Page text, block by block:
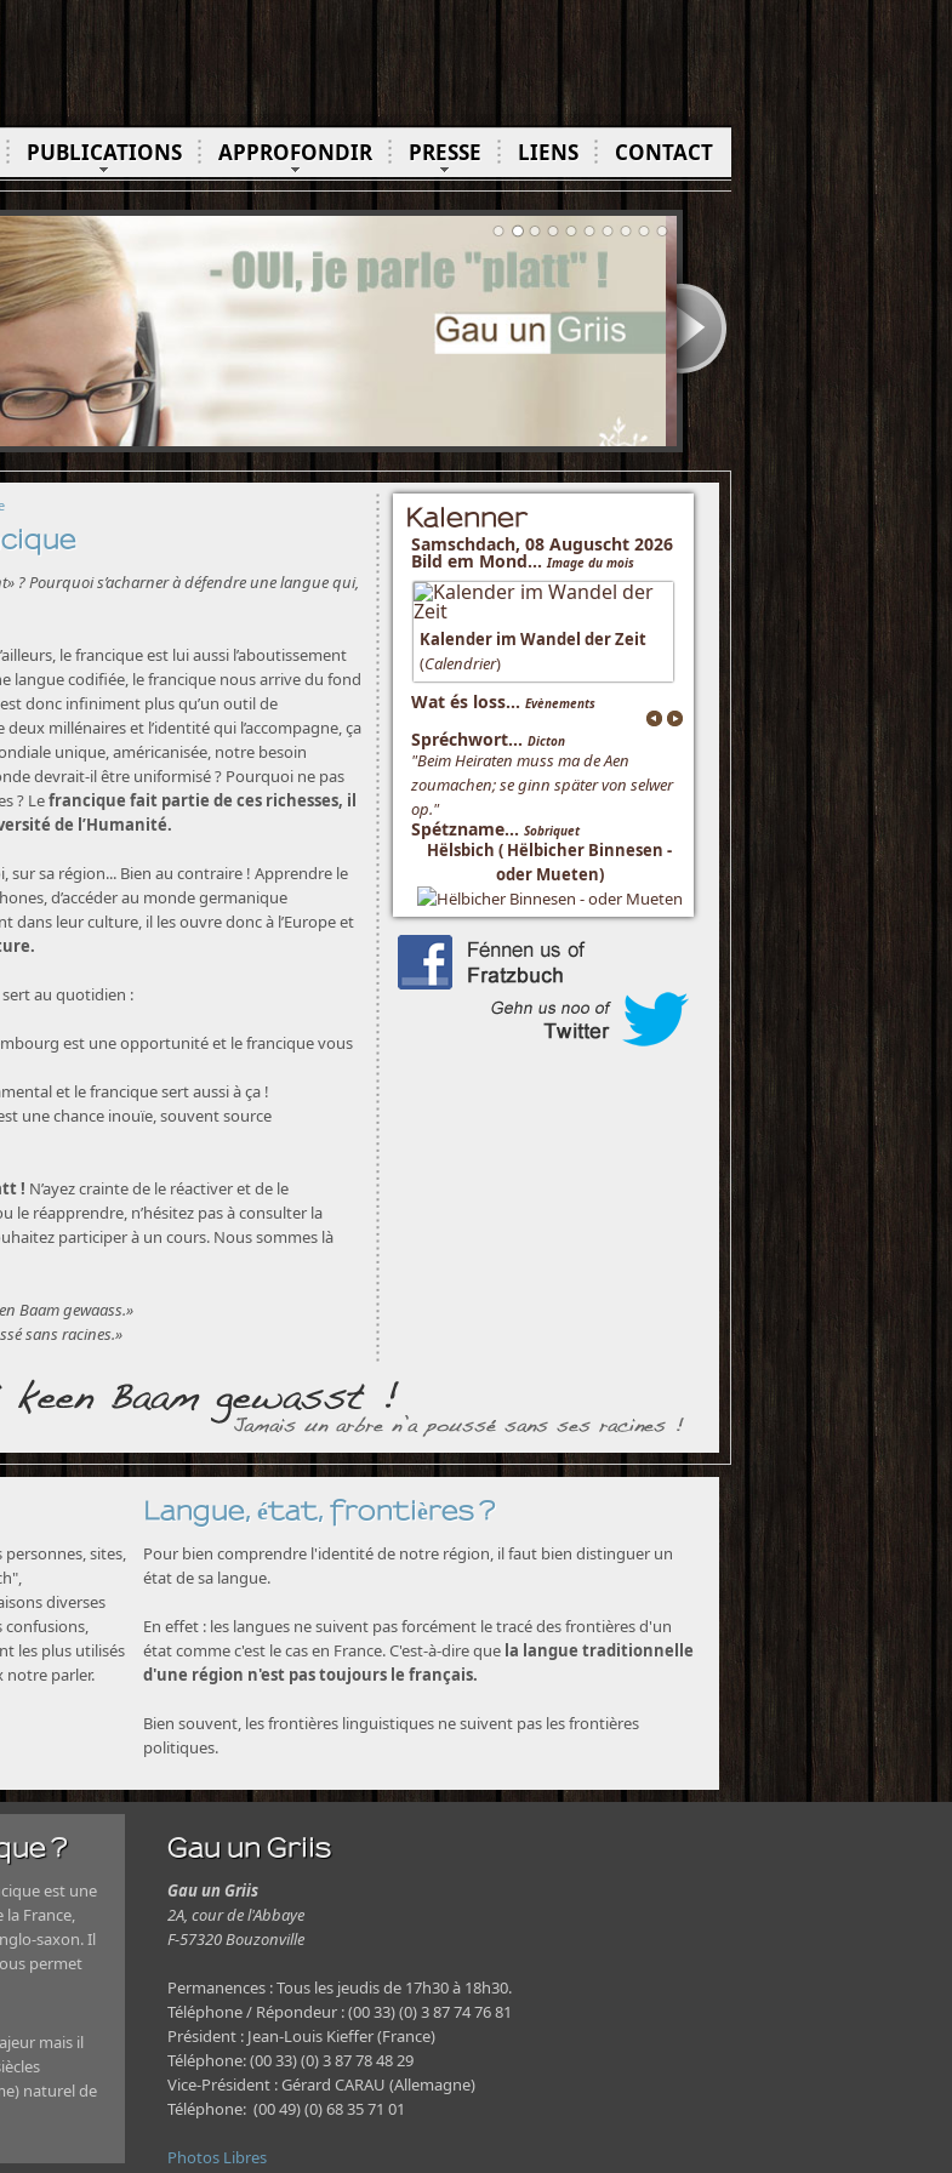
PUBLICATIONS APPROFONDIR PRESSE LIENS CONTACT
? Pourquoi s’acharner à défendre une langue qui,
le francique est lui aussi l’aboutissement
langue codifiée, le francique nous arrive du fond
donc infiniment plus qu’un outil de
millénaires et l’identité qui l’accompagne, ça
unique, américanisée, notre besoin
devrait-il être uniformisé ? Pourquoi ne pas
? Lefrancique fait partie de ces richesses, il
de l’Humanité.
sa région... Bien au contraire ! Apprendre le
d’accéder au monde germanique
dans leur culture, il les ouvre donc à l’Europe et
au quotidien :
est une opportunité et le francique vous
et le francique sert aussi à ça !
une chance inouïe, souvent source
! N’ayez crainte de le réactiver et de le
le réapprendre, n’hésitez pas à consulter la
participer à un cours. Nous sommes là
Baam gewaass.»
sans racines.»
Kalenner
Samschdach, 08 Auguscht 2026
Bild em Mond...Image du mois
Kalender im Wandel der Zeit
(Calendrier)
Wat és loss... Evènements
Spréchwort... Dicton
"Beim Heiraten muss ma de Aen
zoumachen; se ginn später von selwer
op."
Spétzname... Sobriquet
Hëlsbich ( Hëlbicher Binnesen -
oder Mueten)
sites,
diverses
confusions,
les plus utilisés
notre parler.
Langue, état, frontières ?
Pour bien comprendre l'identité de notre région, il faut bien distinguer un
état de sa langue.
En effet : les langues ne suivent pas forcément le tracé des frontières d'un
état comme c'est le cas en France. C'est-à-dire que la langue traditionnelle
d'une région n'est pas toujours le français.
Bien souvent, les frontières linguistiques ne suivent pas les frontières
politiques.
?
est une
France,
saxon. Il
permet
mais il
naturel de
Gau un Griis
Gau un Griis
2A, cour de l'Abbaye
F-57320 Bouzonville
Permanences : Tous les jeudis de 17h30 à 18h30.
Téléphone / Répondeur : (00 33) (0) 3 87 74 76 81
Président : Jean-Louis Kieffer (France)
Téléphone: (00 33) (0) 3 87 78 48 29
Vice-Président : Gérard CARAU (Allemagne)
Téléphone: (00 49) (0) 68 35 71 01
Photos Libres